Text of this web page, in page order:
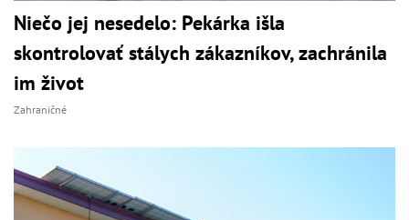
Niečo jej nesedelo: Pekárka išla
skontrolovať stálych zákazníkov, zachránila
im život
Zahraničné